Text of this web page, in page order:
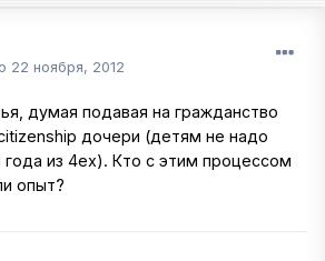
22 ноября, 2012
думая подавая на гражданство
дочери (детям не надо
из 4ех). Кто с этим процессом
опыт?